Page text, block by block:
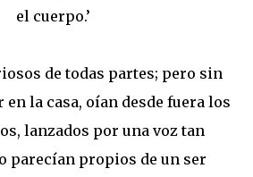
el cuerpo.’
de todas partes; pero sin
en la casa, oían desde fuera los
lanzados por una voz tan
parecían propios de un ser